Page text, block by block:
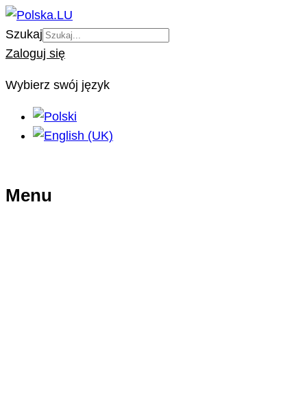
Szukaj
Zaloguj się
Wybierz swój język
Menu